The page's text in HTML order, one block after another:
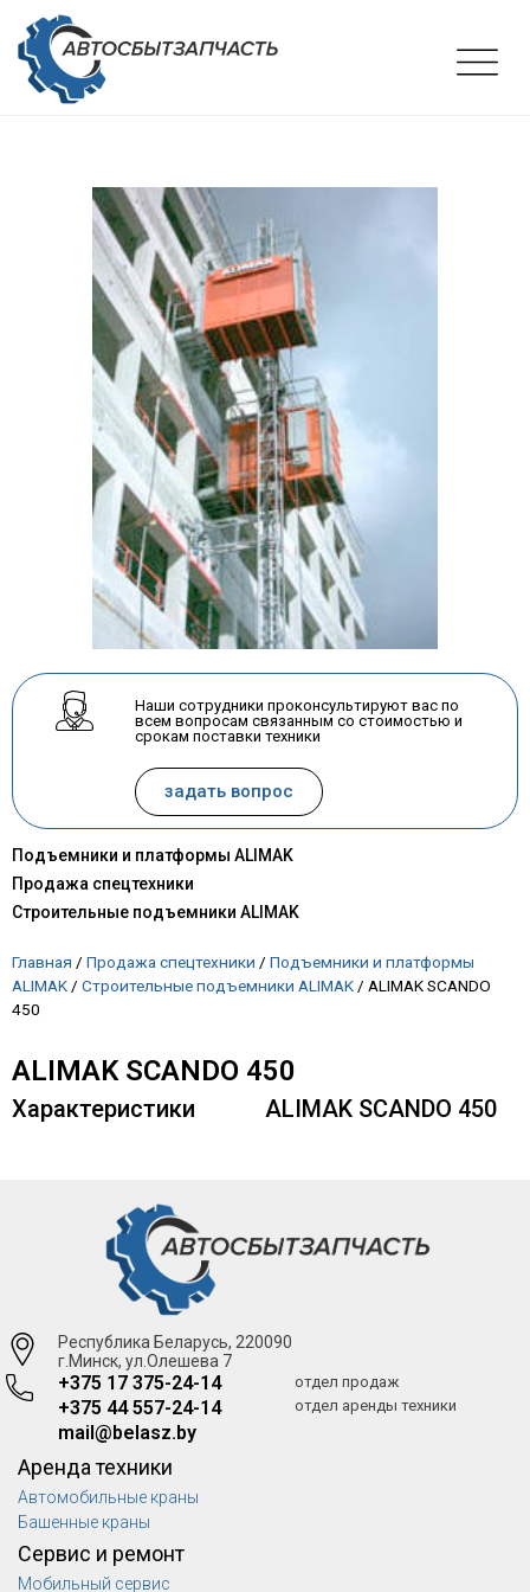
Наши сотрудники проконсультируют вас по
всем вопросам связанным со стоимостью и
срокам поставки техники
задать вопрос
Подъемники и платформы ALIMAK
Продажа спецтехники
Строительные подъемники ALIMAK
Главная / Продажа спецтехники / Подъемники и платформы
ALIMAK/ Строительные подъемники ALIMAK/ ALIMAK SCANDO
450
ALIMAK SCANDO 450
Характеристики ALIMAK SCANDO 450
Республика Беларусь, 220090
г.Минск, ул.Олешева 7
+375 17 375-24-14
+375 44 557-24-14
mail@belasz.by
отдел продаж
отдел аренды техники
Аренда техники
Автомобильные краны
Башенные краны
Сервис и ремонт
Мобильный сервис